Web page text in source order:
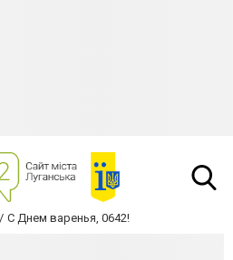
С Днем варенья, 0642!